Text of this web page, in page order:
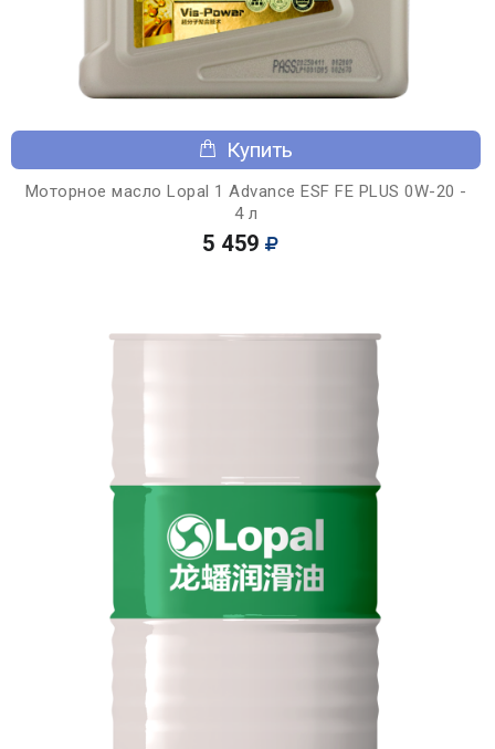
Купить
Моторное масло Lopal 1 Advance ESF FE PLUS 0W-20 -
4 л
5 459